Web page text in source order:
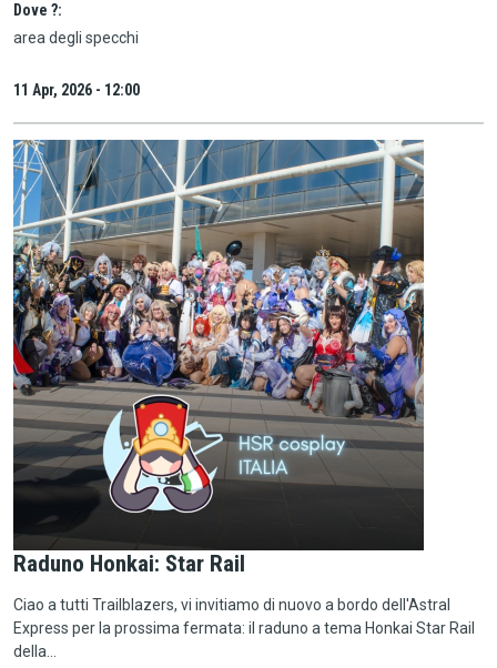
Dove ?:
area degli specchi
11 Apr, 2026 - 12:00
Raduno Honkai: Star Rail
Ciao a tutti Trailblazers, vi invitiamo di nuovo a bordo dell'Astral
Express per la prossima fermata: il raduno a tema Honkai Star Rail
della…